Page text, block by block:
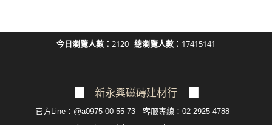
今日瀏覽人數： 2120 總瀏覽人數： 17415141
新永興磁磚建材行
官方Line：@a0975-00-55-73 客服專線：02-2925-4788